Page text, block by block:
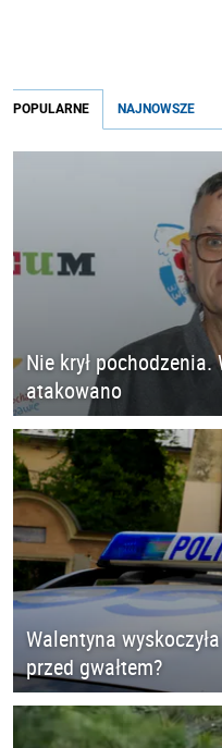
POPULARNE NAJNOWSZE
Nie krył
atakowano
Walentyna
przed gwałtem?